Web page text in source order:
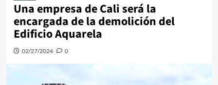
Una empresa de Cali será la
encargada de la demolición del
Edificio Aquarela
02/27/2024 0